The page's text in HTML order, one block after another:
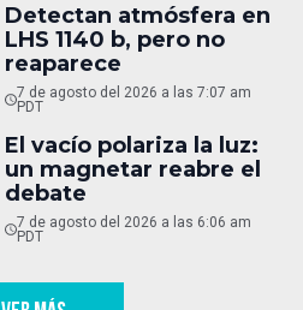
Detectan atmósfera en
LHS 1140 b, pero no
reaparece
7 de agosto del 2026 a las 7:07 am
PDT
El vacío polariza la luz:
un magnetar reabre el
debate
7 de agosto del 2026 a las 6:06 am
PDT